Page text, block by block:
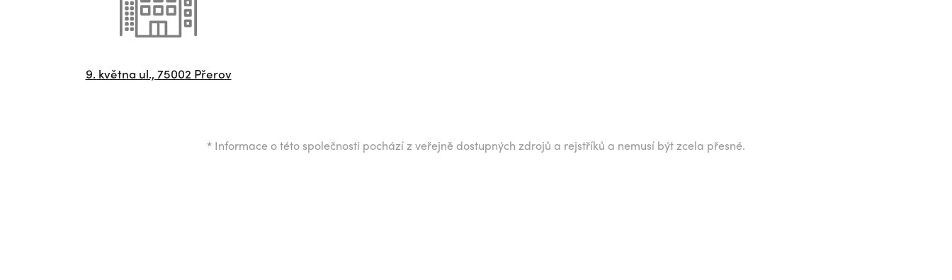
9. května ul., 75002 Přerov
* Informace o této společnosti pochází z veřejně dostupných zdrojů a rejstříků a nemusí být zcela přesné.